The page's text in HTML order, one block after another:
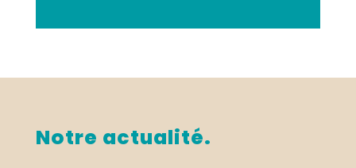
Notre actualité.